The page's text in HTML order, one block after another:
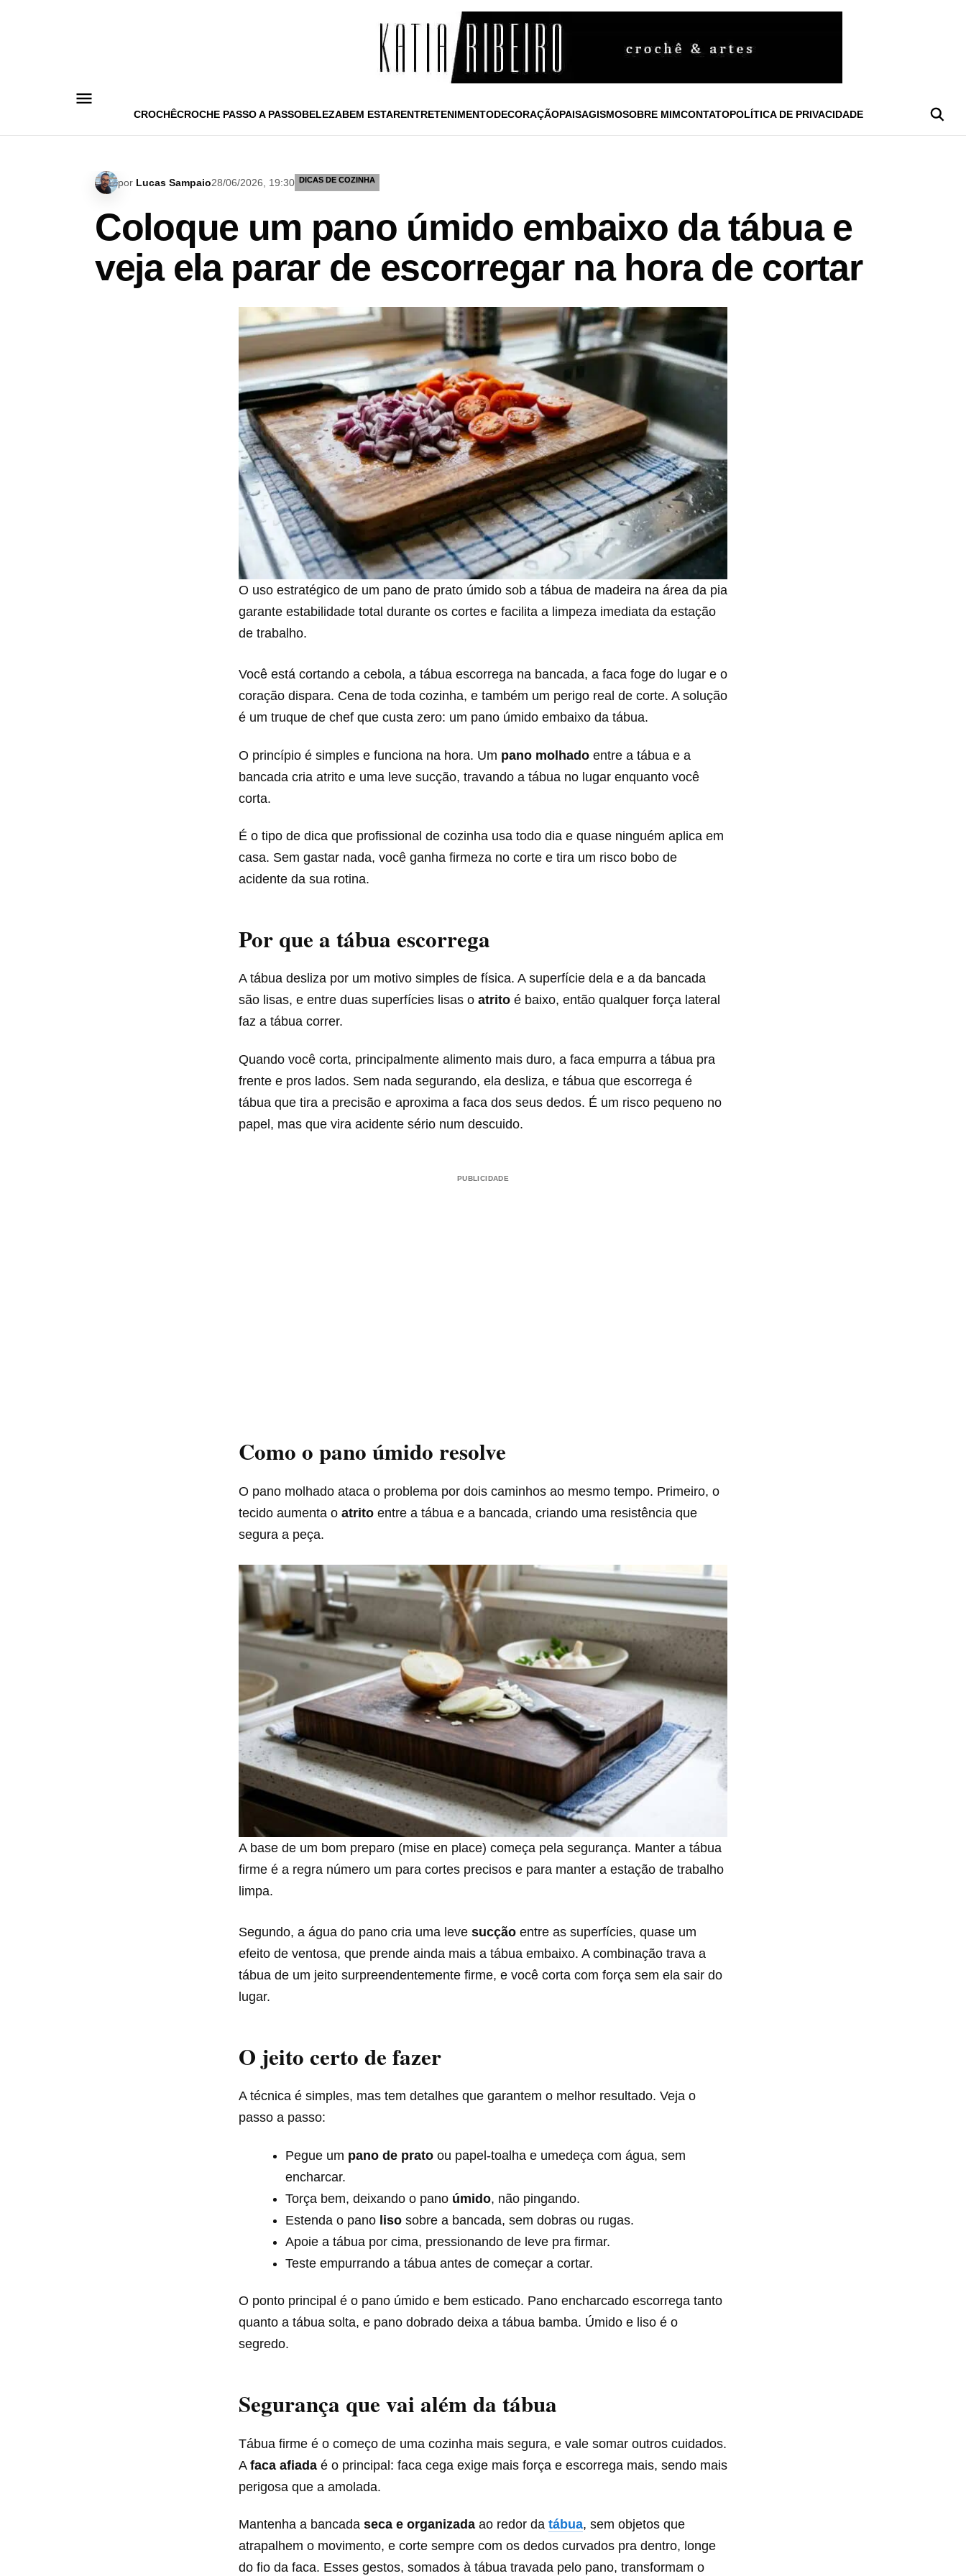
CROCHÊCROCHE PASSO A PASSOBELEZABEM ESTARENTRETENIMENTODECORAÇÃOPAISAGISMOSOBRE MIMCONTATOPOLÍTICA DE PRIVACIDADE
por Lucas Sampaio28/06/2026, 19:30 DICAS DE COZINHA
Coloque um pano úmido embaixo da tábua e
veja ela parar de escorregar na hora de cortar
O uso estratégico de um pano de prato úmido sob a tábua de madeira na área da pia
garante estabilidade total durante os cortes e facilita a limpeza imediata da estação
de trabalho.
Você está cortando a cebola, a tábua escorrega na bancada, a faca foge do lugar e o
coração dispara. Cena de toda cozinha, e também um perigo real de corte. A solução
é um truque de chef que custa zero: um pano úmido embaixo da tábua.
O princípio é simples e funciona na hora. Um pano molhado entre a tábua e a
bancada cria atrito e uma leve sucção, travando a tábua no lugar enquanto você
corta.
É o tipo de dica que profissional de cozinha usa todo dia e quase ninguém aplica em
casa. Sem gastar nada, você ganha firmeza no corte e tira um risco bobo de
acidente da sua rotina.
Por que a tábua escorrega
A tábua desliza por um motivo simples de física. A superfície dela e a da bancada
são lisas, e entre duas superfícies lisas o atrito é baixo, então qualquer força lateral
faz a tábua correr.
Quando você corta, principalmente alimento mais duro, a faca empurra a tábua pra
frente e pros lados. Sem nada segurando, ela desliza, e tábua que escorrega é
tábua que tira a precisão e aproxima a faca dos seus dedos. É um risco pequeno no
papel, mas que vira acidente sério num descuido.
PUBLICIDADE
Como o pano úmido resolve
O pano molhado ataca o problema por dois caminhos ao mesmo tempo. Primeiro, o
tecido aumenta o atrito entre a tábua e a bancada, criando uma resistência que
segura a peça.
A base de um bom preparo (mise en place) começa pela segurança. Manter a tábua
firme é a regra número um para cortes precisos e para manter a estação de trabalho
limpa.
Segundo, a água do pano cria uma leve sucção entre as superfícies, quase um
efeito de ventosa, que prende ainda mais a tábua embaixo. A combinação trava a
tábua de um jeito surpreendentemente firme, e você corta com força sem ela sair do
lugar.
O jeito certo de fazer
A técnica é simples, mas tem detalhes que garantem o melhor resultado. Veja o
passo a passo:
Pegue um pano de prato ou papel-toalha e umedeça com água, sem
encharcar.
Torça bem, deixando o pano úmido, não pingando.
Estenda o pano liso sobre a bancada, sem dobras ou rugas.
Apoie a tábua por cima, pressionando de leve pra firmar.
Teste empurrando a tábua antes de começar a cortar.
O ponto principal é o pano úmido e bem esticado. Pano encharcado escorrega tanto
quanto a tábua solta, e pano dobrado deixa a tábua bamba. Úmido e liso é o
segredo.
Segurança que vai além da tábua
Tábua firme é o começo de uma cozinha mais segura, e vale somar outros cuidados.
A faca afiada é o principal: faca cega exige mais força e escorrega mais, sendo mais
perigosa que a amolada.
Mantenha a bancada seca e organizada ao redor da tábua, sem objetos que
atrapalhem o movimento, e corte sempre com os dedos curvados pra dentro, longe
do fio da faca. Esses gestos, somados à tábua travada pelo pano, transformam o